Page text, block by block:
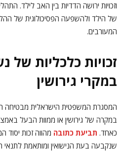
וזכויות ירושה הדדיות בין האב לילד.
של הילד ולהשפעה הפסיכולוגית של
המעורבים.
זכויות כלכליות של
במקרי גירושין
המסגרת המשפטית הישראלית מבטיחה
במקרה של גירושין או ממוות הבעל
כאחד. תביעת כתובה מהווה זכות
שנקבעה בעת הנישואין ומותאמת לתנאי